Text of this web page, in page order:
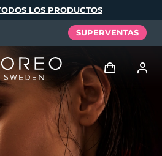
LOS PRODUCTOS
SUPERVENTAS
Iniciar sesión
Perfil de usuario